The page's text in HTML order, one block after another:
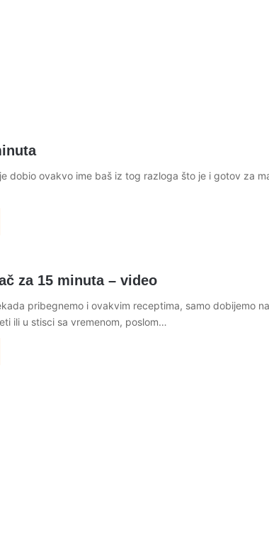
dobio ovakvo ime baš iz tog razloga što je i gotov za
za 15 minuta – video
pribegnemo i ovakvim receptima, samo dobijemo na
ili u stisci sa vremenom, poslom…